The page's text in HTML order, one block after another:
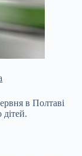
в Полтаві
дітей.